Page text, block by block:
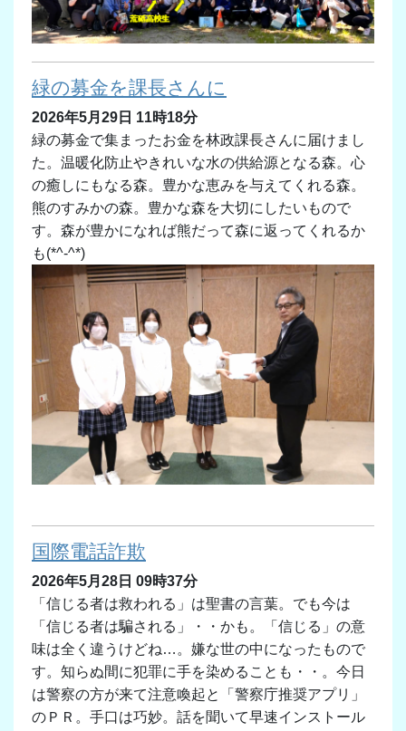
緑の募金を課長さんに
2026年5月29日 11時18分
緑の募金で集まったお金を林政課長さんに届けまし
た。温暖化防止やきれいな水の供給源となる森。心
の癒しにもなる森。豊かな恵みを与えてくれる森。
熊のすみかの森。豊かな森を大切にしたいもので
す。森が豊かになれば熊だって森に返ってくれるか
も(*^-^*)
国際電話詐欺
2026年5月28日 09時37分
「信じる者は救われる」は聖書の言葉。でも今は
「信じる者は騙される」・・かも。「信じる」の意
味は全く違うけどね…。嫌な世の中になったもので
す。知らぬ間に犯罪に手を染めることも・・。今日
は警察の方が来て注意喚起と「 警察庁推奨アプリ」
のＰＲ。手口は巧妙。話を聞いて早速インストール